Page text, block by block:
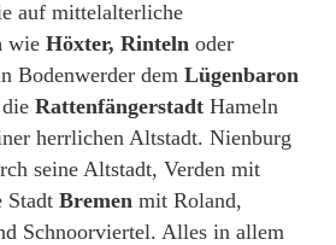
auf mittelalterliche
wie Höxter, Rinteln oder
Bodenwerder dem Lügenbaron
Rattenfängerstadt Hameln
herrlichen Altstadt. Nienburg
seine Altstadt, Verden mit
Stadt Bremen mit Roland,
Schnoorviertel. Alles in allem